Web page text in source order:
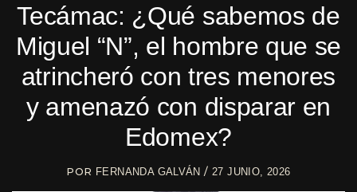
Tecámac: ¿Qué sabemos de
Miguel “N”, el hombre que se
atrincheró con tres menores
y amenazó con disparar en
Edomex?
POR FERNANDA GALVÁN/ 27 JUNIO, 2026